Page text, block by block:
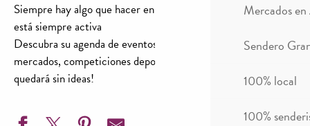
Mercados
Sendero
100% local
100%
Siempre hay algo que hacer en Millau, su agenda de eventos
está siempre activa
Descubra su agenda de eventos, conciertos, exposiciones,
mercados, competiciones deportivas, visitas, etc…. ¡Nunca se
quedará sin ideas!